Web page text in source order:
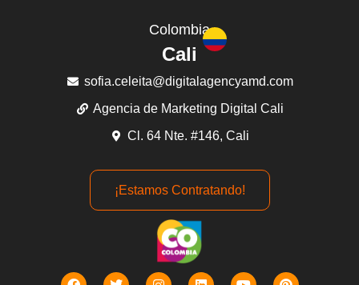
Colombia
Cali
sofia.celeita@digitalagencyamd.com
Agencia de Marketing Digital Cali
Cl. 64 Nte. #146, Cali
¡Estamos Contratando!